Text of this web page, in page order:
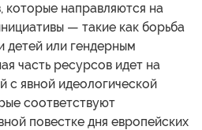
которые направляются на
— такие как борьба
детей или гендерным
часть ресурсов идет на
с явной идеологической
соответствуют
повестке дня европейских